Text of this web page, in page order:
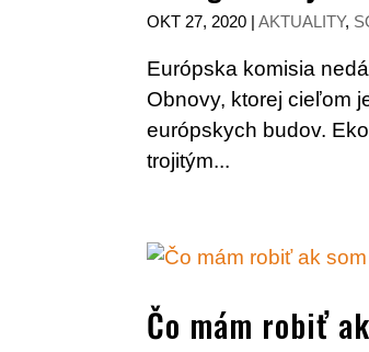
OKT 27, 2020 |AKTUALITY,
Európska komisia
Obnovy, ktorej cieľom
európskych budov.
trojitým...
Čo mám robiť